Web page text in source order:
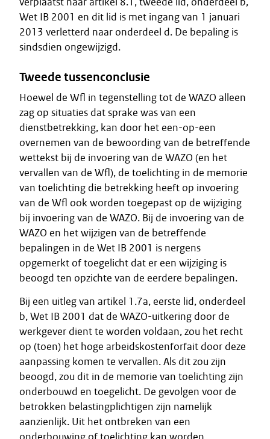
Wet IB 2001 en dit lid is met ingang van 1 januari
2013 verletterd naar onderdeel d. De bepaling is
sindsdien ongewijzigd.
Tweede tussenconclusie
Hoewel de Wfl in tegenstelling tot de WAZO alleen
zag op situaties dat sprake was van een
dienstbetrekking, kan door het een-op-een
overnemen van de bewoording van de betreffende
wettekst bij de invoering van de WAZO (en het
vervallen van de Wfl), de toelichting in de memorie
van toelichting die betrekking heeft op invoering
van de Wfl ook worden toegepast op de wijziging
bij invoering van de WAZO. Bij de invoering van de
WAZO en het wijzigen van de betreffende
bepalingen in de Wet IB 2001 is nergens
opgemerkt of toegelicht dat er een wijziging is
beoogd ten opzichte van de eerdere bepalingen.
Bij een uitleg van artikel 1.7a, eerste lid, onderdeel
b, Wet IB 2001 dat de WAZO-uitkering door de
werkgever dient te worden voldaan, zou het recht
op (toen) het hoge arbeidskostenforfait door deze
aanpassing komen te vervallen. Als dit zou zijn
beoogd, zou dit in de memorie van toelichting zijn
onderbouwd en toegelicht. De gevolgen voor de
betrokken belastingplichtigen zijn namelijk
aanzienlijk. Uit het ontbreken van een